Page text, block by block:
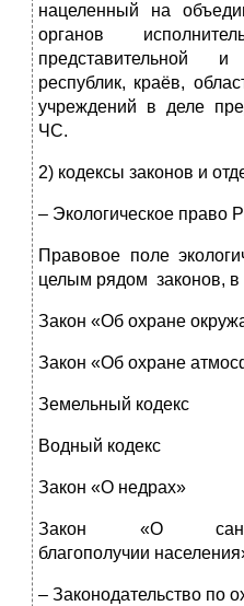
нацеленный на
органов
представительной
республик, краёв,
учреждений в деле
ЧС.
2) кодексы законов и
– Экологическое право
Правовое поле
целым рядом законов, в
Закон «Об охране
Закон «Об охране
Земельный кодекс
Водный кодекс
Закон «О недрах»
Закон «О
благополучии
– Законодательство по